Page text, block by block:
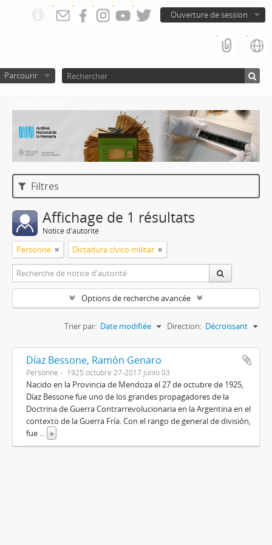
Ouverture de session
Parcourir
Filtres
Affichage de 1 résultats
Notice d'autorité
Personne Dictadura cívico militar
Options de recherche avancée
Trier par: Date modifiée Direction: Décroissant
Díaz Bessone, Ramón Genaro
Personne 1925 octubre 27-2017 junio 03
Nacido en la Provincia de Mendoza el 27 de octubre de 1925,
Díaz Bessone fue uno de los grandes propagadores de la
Doctrina de Guerra Contrarrevolucionaria en la Argentina en el
contexto de la Guerra Fría. Con el rango de general de división,
fue ... »